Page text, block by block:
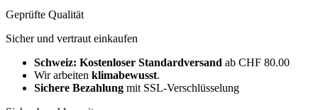
Geprüfte Qualität
Sicher und vertraut einkaufen
Schweiz: Kostenloser Standardversand ab CHF 80.00
Wir arbeiten klimabewusst.
Sichere Bezahlung mit SSL-Verschlüsselung